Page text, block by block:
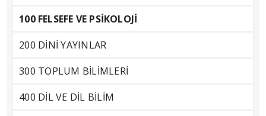
100 FELSEFE VE PSİKOLOJİ
200 DİNİ YAYINLAR
300 TOPLUM BİLİMLERİ
400 DİL VE DİL BİLİM